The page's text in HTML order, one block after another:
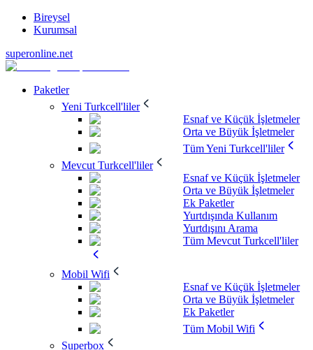
Bireysel
Kurumsal
superonline.net
Paketler
Yeni Turkcell'liler
Esnaf ve Küçük İşletmeler
Orta ve Büyük İşletmeler
Tüm Yeni Turkcell'liler
Mevcut Turkcell'liler
Esnaf ve Küçük İşletmeler
Orta ve Büyük İşletmeler
Ek Paketler
Yurtdışında Kullanım
Yurtdışını Arama
Tüm Mevcut Turkcell'liler
Mobil Wifi
Esnaf ve Küçük İşletmeler
Orta ve Büyük İşletmeler
Ek Paketler
Tüm Mobil Wifi
Superbox